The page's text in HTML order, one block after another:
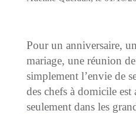
Pour un anniversaire,
mariage, une réunion
simplement l’envie de
des chefs à domicile
seulement dans les